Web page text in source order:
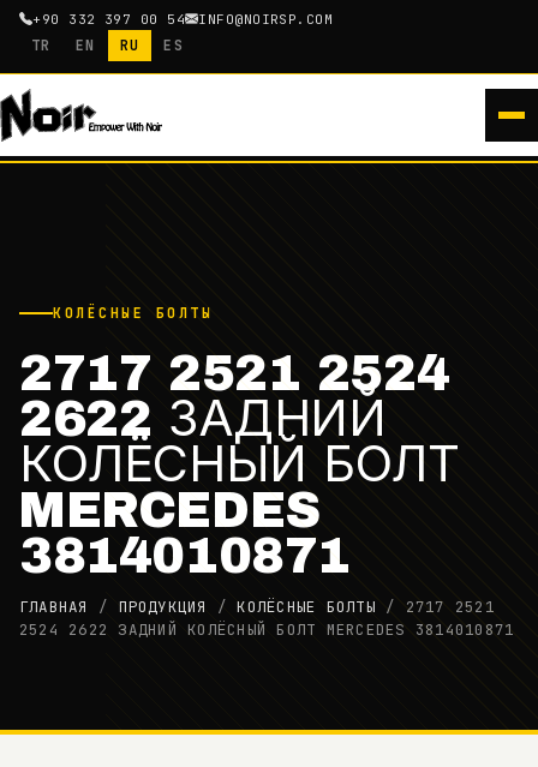
+90 332 397 00 54 INFO@NOIRSP.COM
TR EN RU ES
КОЛЁСНЫЕ БОЛТЫ
2717 2521 2524
2622 ЗАДНИЙ
КОЛЁСНЫЙ БОЛТ
MERCEDES
3814010871
ГЛАВНАЯ / ПРОДУКЦИЯ /КОЛЁСНЫЕ БОЛТЫ / 2717 2521
2524 2622 ЗАДНИЙ КОЛЁСНЫЙ БОЛТ MERCEDES 3814010871